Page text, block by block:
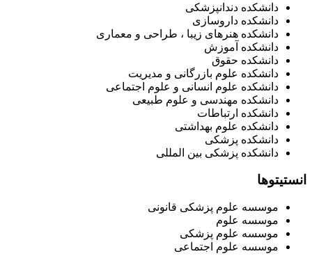
دانشکده دندانپزشکی
دانشکده داروسازی
دانشکده هنرهای زیبا ، طراحی و معماری
دانشکده آموزش
دانشکده حقوق
دانشکده علوم بازرگانی و مدیریت
دانشکده علوم انسانی و علوم اجتماعی
دانشکده مهندسی و علوم طبیعی
دانشکده ارتباطات
دانشکده علوم بهداشتی
دانشکده پزشکی
دانشکده پزشکی بین المللی
انستیتوها
موسسه علوم پزشکی قانونی
موسسه علوم
موسسه علوم پزشکی
موسسه علوم اجتماعی